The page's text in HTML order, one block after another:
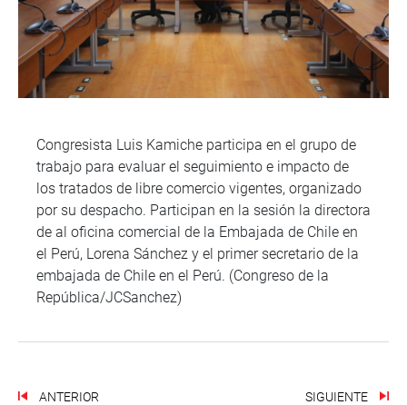
Congresista Luis Kamiche participa en el grupo de
trabajo para evaluar el seguimiento e impacto de
los tratados de libre comercio vigentes, organizado
por su despacho. Participan en la sesión la directora
de al oficina comercial de la Embajada de Chile en
el Perú, Lorena Sánchez y el primer secretario de la
embajada de Chile en el Perú. (Congreso de la
República/JCSanchez)
ANTERIOR SIGUIENTE